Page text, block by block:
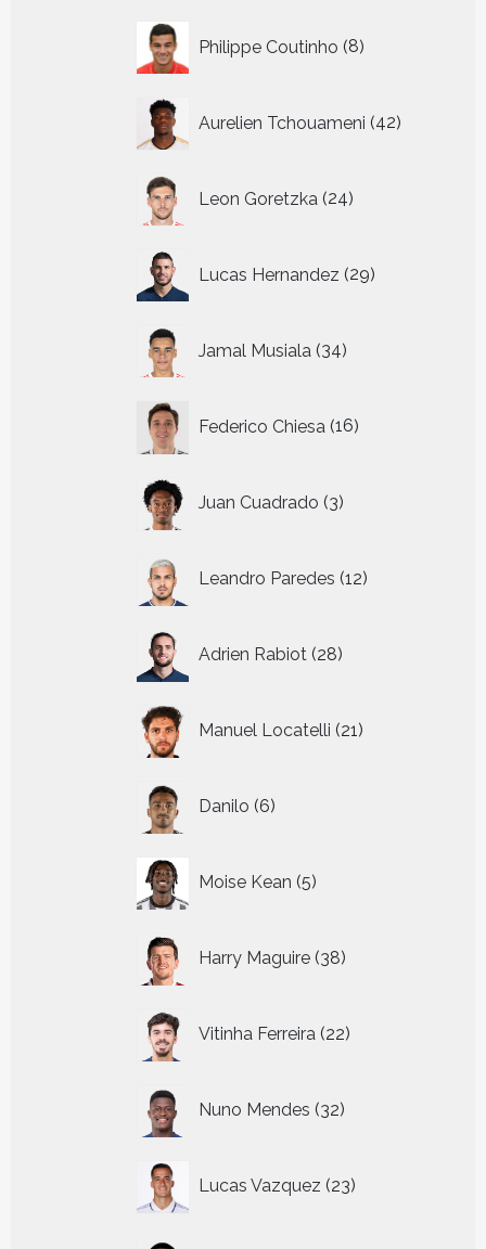
Philippe Coutinho 8
producten
Aurelien Tchouameni 42
producten
Leon Goretzka 24
producten
Lucas Hernandez 29
producten
Jamal Musiala 34
producten
Federico Chiesa 16
producten
Juan Cuadrado 3
producten
Leandro Paredes 12
producten
Adrien Rabiot 28
producten
Manuel Locatelli 21
producten
Danilo 6
producten
Moise Kean 5
producten
Harry Maguire 38
producten
Vitinha Ferreira 22
producten
Nuno Mendes 32
producten
Lucas Vazquez 23
producten